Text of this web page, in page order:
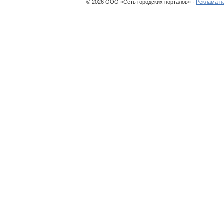
© 2026 ООО «Сеть городских порталов» · Реклама